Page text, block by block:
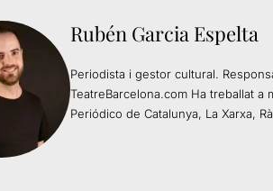
Rubén Garcia Espelta
Periodista i gestor cultural.
TeatreBarcelona.com Ha treballat a
Periódico de Catalunya, La Xarxa,